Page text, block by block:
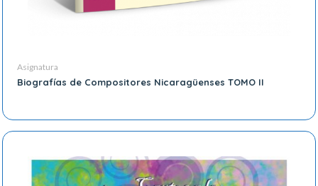
Asignatura
Biografías de Compositores Nicaragüenses TOMO II